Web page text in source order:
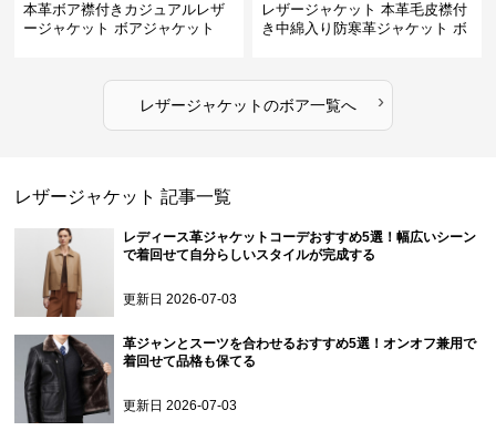
本革ボア襟付きカジュアルレザ
ージャケット ボアジャケット
レザージャケット 本革毛皮襟付
き中綿入り防寒革ジャケット ボ
レザージャケットのボア一覧へ ›
レザージャケット 記事一覧
レディース革ジャケットコーデおすすめ5選！幅広いシーン
で着回せて自分らしいスタイルが完成する
更新日2026-07-03
革ジャンとスーツを合わせるおすすめ5選！オンオフ兼用で
着回せて品格も保てる
更新日2026-07-03